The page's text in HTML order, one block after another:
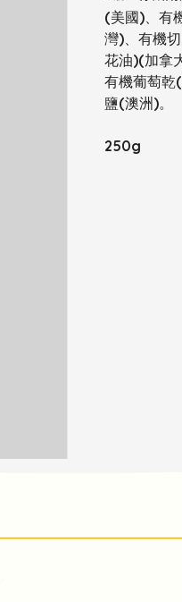
(美國)、有
灣)、有機
花油)(加拿
有機葡萄乾
鹽(澳洲)。
250g